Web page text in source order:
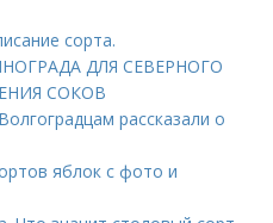
сорта.
ДЛЯ CЕВЕРНОГО
СОКОВ
рассказали о
яблок с фото и